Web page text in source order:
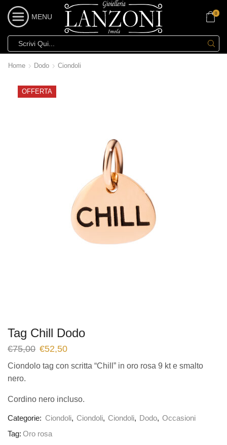
MENU 0
Home Dodo Ciondoli
OFFERTA
Tag Chill Dodo
€75,00 €52,50
Ciondolo tag con scritta “Chill” in oro rosa 9 kt e smalto
nero.
Cordino nero incluso.
Categorie: Ciondoli, Ciondoli, Ciondoli, Dodo, Occasioni
Tag: Oro rosa